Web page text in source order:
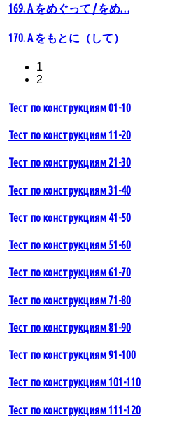
169. A をめぐって / をめ…
170. A をもとに（して）
1
2
Тест по конструкциям 01-10
Тест по конструкциям 11-20
Тест по конструкциям 21-30
Тест по конструкциям 31-40
Тест по конструкциям 41-50
Тест по конструкциям 51-60
Тест по конструкциям 61-70
Тест по конструкциям 71-80
Тест по конструкциям 81-90
Тест по конструкциям 91-100
Тест по конструкциям 101-110
Тест по конструкциям 111-120